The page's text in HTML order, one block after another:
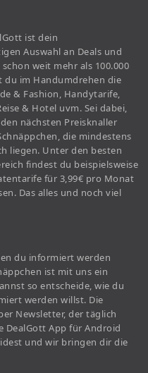
ist dein
Auswahl an Deals und
weit mehr als 100.000
du im Handumdrehen die
& Fashion, Handytarife,
& Hotel uvm. Sei dabei,
nächsten Preisknaller
die mindestens
liegen. Unter den besten
findest du beispielsweise
für 3,99€ pro Monat
Das alles und noch viel
du informiert werden
ist mit uns ein
so entscheide, wie du
werden willst. Die
Newsletter, der täglich
DealGott App für Android
und wir bringen dir die